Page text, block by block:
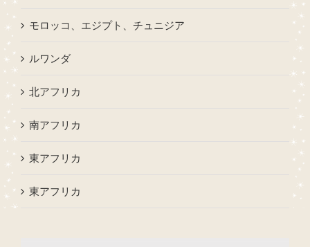
モロッコ、エジプト、チュニジア
ルワンダ
北アフリカ
南アフリカ
東アフリカ
東アフリカ